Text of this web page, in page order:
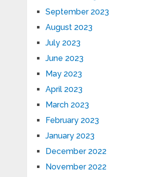
September 2023
August 2023
July 2023
June 2023
May 2023
April 2023
March 2023
February 2023
January 2023
December 2022
November 2022